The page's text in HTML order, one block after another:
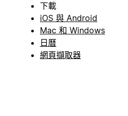
下載
iOS 與 Android
Mac 和 Windows
日曆
網頁擷取器